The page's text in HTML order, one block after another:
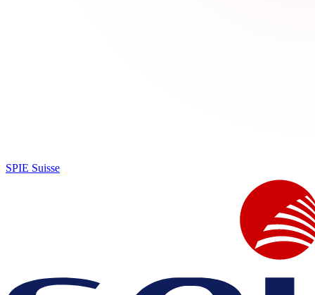
SPIE Suisse